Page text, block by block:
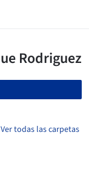
Ver todas las carpetas